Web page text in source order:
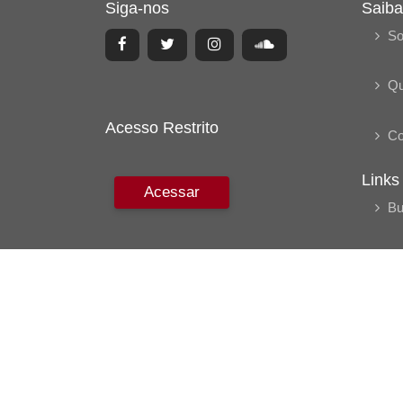
Siga-nos
Acesso Restrito
Acessar